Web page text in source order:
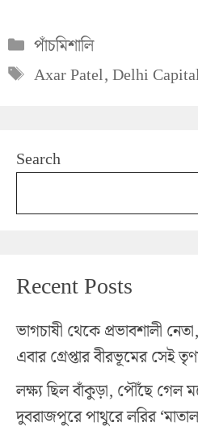
Categories
পাঁচমিশালি
Tags
Axar Patel,Delhi
Search
Recent Posts
ভাগচাষী থেকে প্রভাবশালী
এবার গ্রেপ্তার বীরভূমের সেই
লক্ষ্য ছিল বাঁকুড়া, পৌঁছে গেল
দুবরাজপুরে পাথুরে লরির